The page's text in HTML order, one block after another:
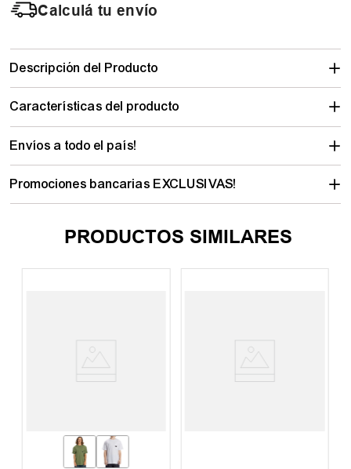
Calculá tu envío
Descripción del Producto
Características del producto
Envíos a todo el país!
Promociones bancarias EXCLUSIVAS!
PRODUCTOS SIMILARES